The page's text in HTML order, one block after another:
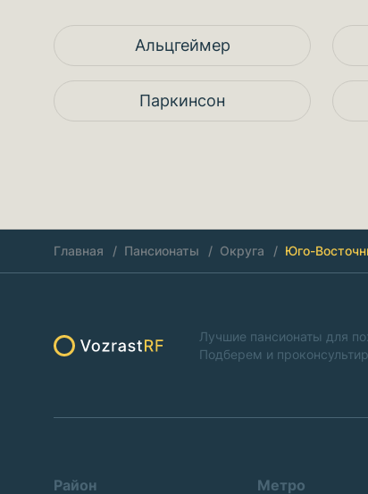
Альцгеймер
Паркинсон
Главная Пансионаты Округа Юго-
Лучшие пансионаты для
Подберем и
Район Метро